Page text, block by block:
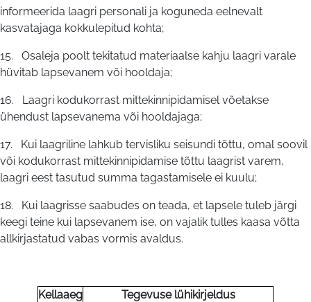
informeerida laagri personali ja koguneda eelnevalt
kasvatajaga kokkulepitud kohta;
15. Osaleja poolt tekitatud materiaalse kahju laagri varale
hüvitab lapsevanem või hooldaja;
16. Laagri kodukorrast mittekinnipidamisel võetakse
ühendust lapsevanema või hooldajaga;
17. Kui laagriline lahkub tervisliku seisundi tõttu, omal soovil
või kodukorrast mittekinnipidamise tõttu laagrist varem,
laagri eest tasutud summa tagastamisele ei kuulu;
18. Kui laagrisse saabudes on teada, et lapsele tuleb järgi
keegi teine kui lapsevanem ise, on vajalik tulles kaasa võtta
allkirjastatud vabas vormis avaldus.
Kellaaeg Tegevuse lühikirjeldus